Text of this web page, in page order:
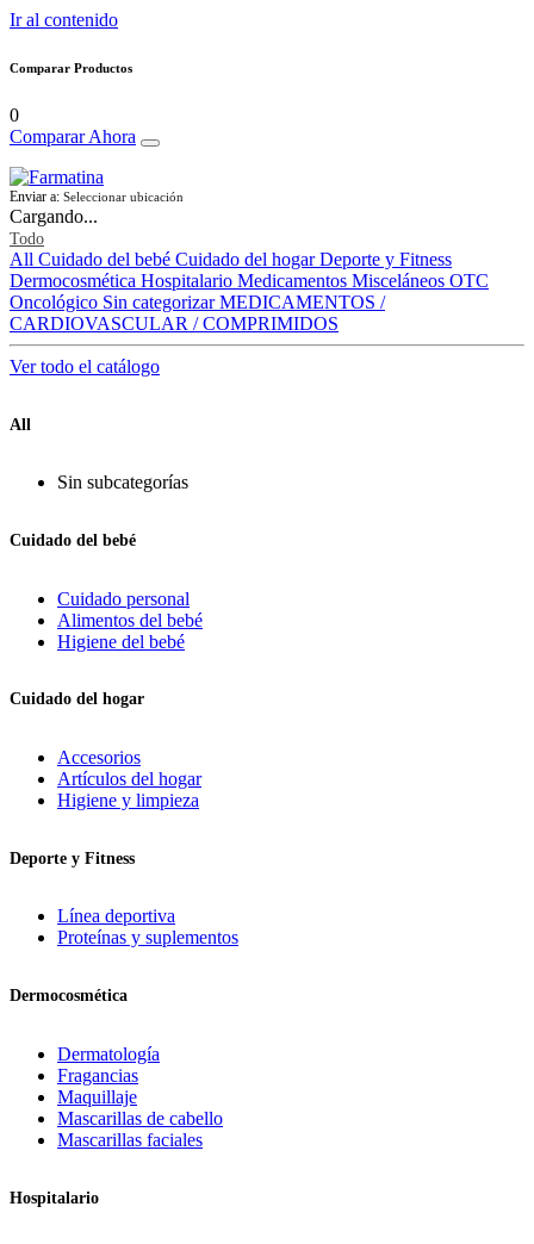
Ir al contenido
Comparar Productos
0
Comparar Ahora
Enviar a: Seleccionar ubicación
Cargando...
Todo
All Cuidado del bebé Cuidado del hogar Deporte y Fitness
Dermocosmética Hospitalario Medicamentos Misceláneos OTC
Oncológico Sin categorizar MEDICAMENTOS /
CARDIOVASCULAR / COMPRIMIDOS
Ver todo el catálogo
All
Sin subcategorías
Cuidado del bebé
Cuidado personal
Alimentos del bebé
Higiene del bebé
Cuidado del hogar
Accesorios
Artículos del hogar
Higiene y limpieza
Deporte y Fitness
Línea deportiva
Proteínas y suplementos
Dermocosmética
Dermatología
Fragancias
Maquillaje
Mascarillas de cabello
Mascarillas faciales
Hospitalario